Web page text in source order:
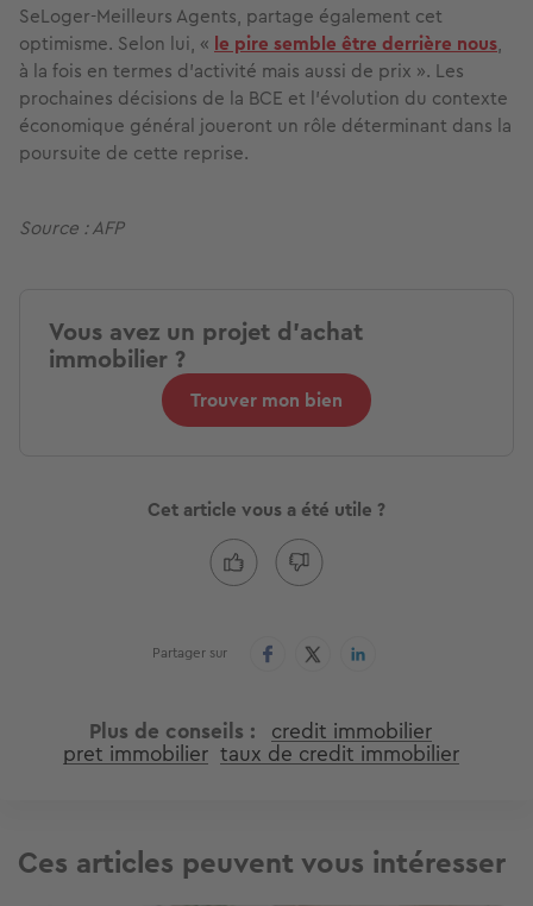
SeLoger-Meilleurs Agents, partage également cet
optimisme. Selon lui, « le pire semble être derrière nous,
à la fois en termes d'activité mais aussi de prix ». Les
prochaines décisions de la BCE et l’évolution du contexte
économique général joueront un rôle déterminant dans la
poursuite de cette reprise.
Source : AFP
Vous avez un projet d'achat
immobilier ?
Trouver mon bien
Cet article vous a été utile ?
Partager sur
Plus de conseils credit immobilier
pret immobilier taux de credit immobilier
Ces articles peuvent vous intéresser